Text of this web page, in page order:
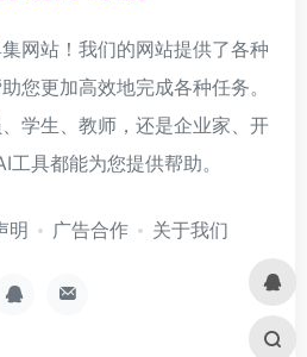
网站！我们的网站提供了各种
您更加高效地完成各种任务。
学生、教师，还是企业家、开
具都能为您提供帮助。
明 广告合作 关于我们